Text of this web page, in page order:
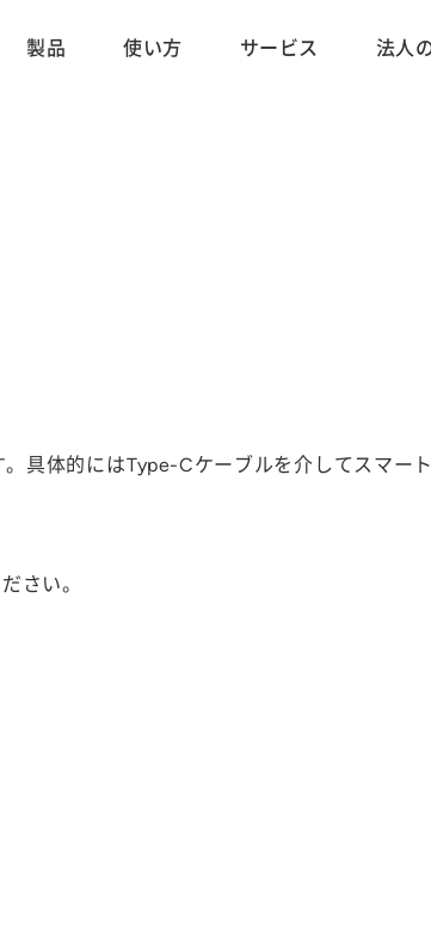
製品 使い方 サービス 法人
具体的にはType-Cケーブルを介してスマー
さい。